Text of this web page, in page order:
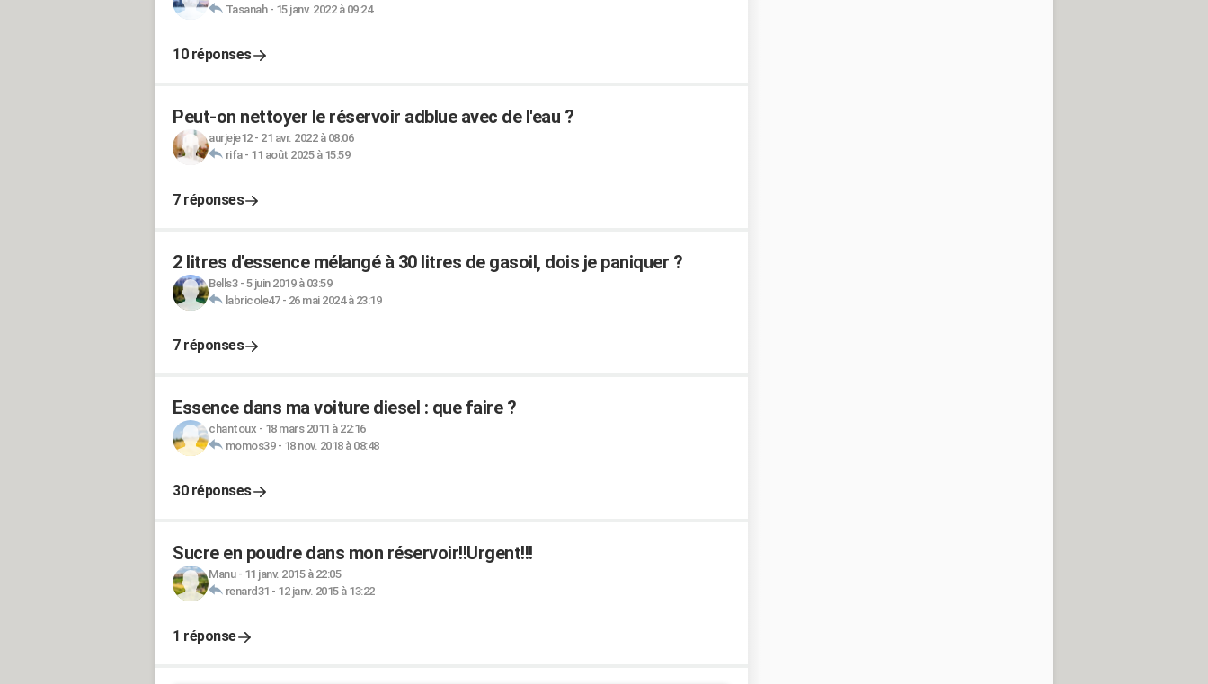
Tasanah- 15 janv. 2022 à 09:24
10 réponses
Peut-on nettoyer le réservoir adblue avec de l'eau ?
aurjeje12- 21 avr. 2022 à 08:06
rifa- 11 août 2025 à 15:59
7 réponses
2 litres d'essence mélangé à 30 litres de gasoil, dois je paniquer ?
Bells3- 5 juin 2019 à 03:59
labricole47- 26 mai 2024 à 23:19
7 réponses
Essence dans ma voiture diesel : que faire ?
chantoux - 18 mars 2011 à 22:16
momos39- 18 nov. 2018 à 08:48
30 réponses
Sucre en poudre dans mon réservoir!!Urgent!!!
Manu- 11 janv. 2015 à 22:05
renard31 - 12 janv. 2015 à 13:22
1 réponse